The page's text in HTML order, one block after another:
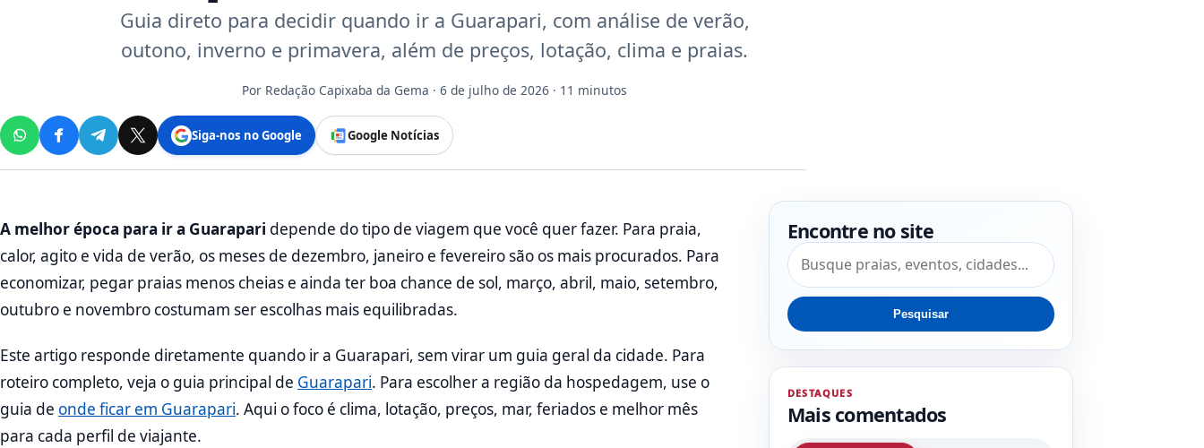
Guia direto para decidir quando ir a Guarapari, com análise de verão,
outono, inverno e primavera, além de preços, lotação, clima e praias.
Por Redação Capixaba da Gema · 6 de julho de 2026 · 11 minutos
Siga-nos no Google Google Notícias
A melhor época para ir a Guarapari depende do tipo de viagem que você quer fazer. Para praia,
calor, agito e vida de verão, os meses de dezembro, janeiro e fevereiro são os mais procurados. Para
economizar, pegar praias menos cheias e ainda ter boa chance de sol, março, abril, maio, setembro,
outubro e novembro costumam ser escolhas mais equilibradas.
Este artigo responde diretamente quando ir a Guarapari, sem virar um guia geral da cidade. Para
roteiro completo, veja o guia principal de Guarapari. Para escolher a região da hospedagem, use o
guia de onde ficar em Guarapari. Aqui o foco é clima, lotação, preços, mar, feriados e melhor mês
para cada perfil de viajante.
Encontre no site
Pesquisar por:
Pesquisar
DESTAQUES
Mais comentados